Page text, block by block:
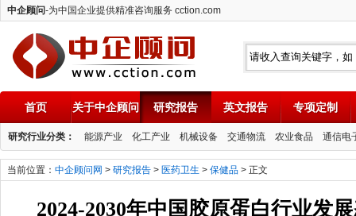
中企顾问-为中国企业提供精准咨询服务 cction.com
中企顾问
首页 关于中企顾问 研究报告 英文报告 专项定制
研究行业分类： 能源产业 化工产业 机械设备 交通物流 农业食品 通信电
当前位置： 中企顾问网 > 研究报告 > 医药卫生 > 保健品 > 正文
2024-2030年中国胶原蛋白行业发